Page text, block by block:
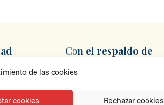
de las cookies
cookies Rechazar cookies
Con el respaldo de